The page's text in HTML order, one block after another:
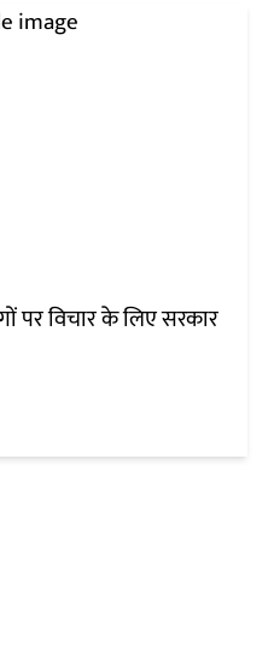
पर विचार के लिए सरकार